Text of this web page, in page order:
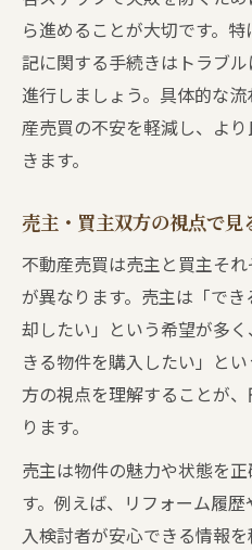
ら進めることが大切です。
記に関する手続きはトラブ
進行しましょう。具体的な
産売買の不安を軽減し、よ
きます。
売主・買主双方の視点で
不動産売買は売主と買主そ
が異なります。売主は「で
却したい」という希望が多
きる物件を購入したい」と
方の視点を理解することが
ります。
売主は物件の魅力や状態を
す。例えば、リフォーム履
入検討者が安心できる情報